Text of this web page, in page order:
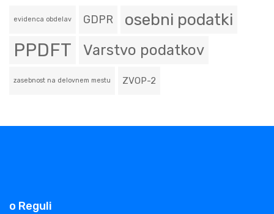
evidenca obdelav GDPR osebni podatki
PPDFT Varstvo podatkov
zasebnost na delovnem mestu ZVOP-2
o Reguli